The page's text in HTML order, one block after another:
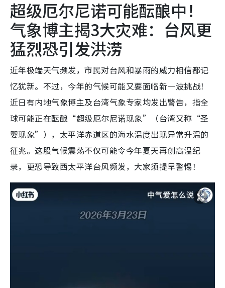
超级厄尔尼诺可能酝酿中！
气象博主揭3大灾难：台风更
猛烈恐引发洪涝
近年极端天气频发，市民对台风和暴雨的威力相信都记
忆犹新。不过，今年的气候可能又要面临新一波挑战！
近日有内地气象博主及台湾气象专家均发出警告，指全
球可能正在酝酿“超级厄尔尼诺现象”（台湾又称“圣
婴现象”），太平洋赤道区的海水温度出现异常升温的
征兆。这股气候震荡不仅可能令今年夏天再创高温纪
录，更恐导致西太平洋台风频发，大家须提早警惕！